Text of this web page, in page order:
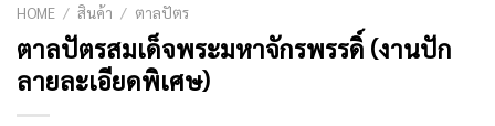
HOME / สินค้า / ตาลปัตร
ตาลปัตรสมเด็จพระมหาจักรพรรดิ์ (งานปัก
ลายละเอียดพิเศษ)